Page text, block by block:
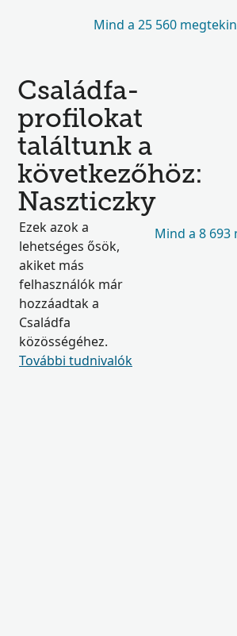
Mind a 25 560
Családfa-
profilokat
találtunk a
következőhöz:
Naszticzky
Ezek azok a
lehetséges ősök,
akiket más
felhasználók már
hozzáadtak a
Családfa
közösségéhez.
További tudnivalók
Mind a 8